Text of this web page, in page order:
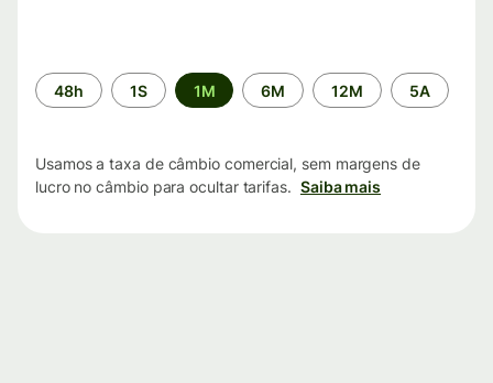
Período
de
48h 1S 1M 6M 12M 5A
Usamos a taxa de câmbio comercial, sem margens de
lucro no câmbio para ocultar tarifas. Saiba mais